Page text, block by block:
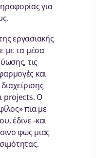
για
εργασιακής
με τα μέσα
τις
και
projects. Ο
πια με
έδινε -και
φως μιας